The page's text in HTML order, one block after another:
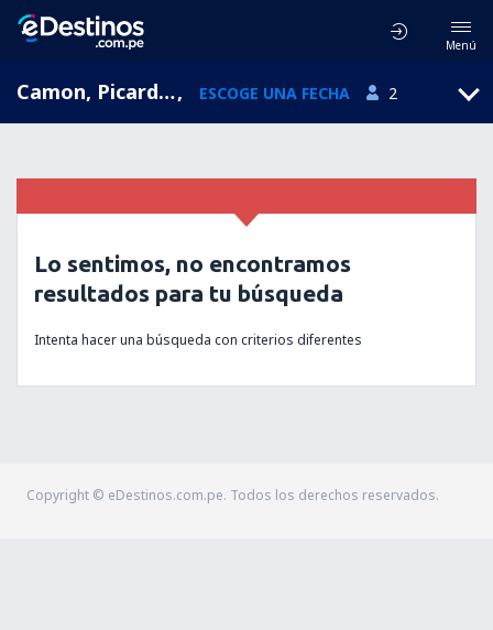
Menú
Camon, Picardy, Francia, ESCOGE UNA FECHA 2
Lo sentimos, no encontramos
resultados para tu búsqueda
Intenta hacer una búsqueda con criterios diferentes
Copyright © eDestinos.com.pe. Todos los derechos reservados.